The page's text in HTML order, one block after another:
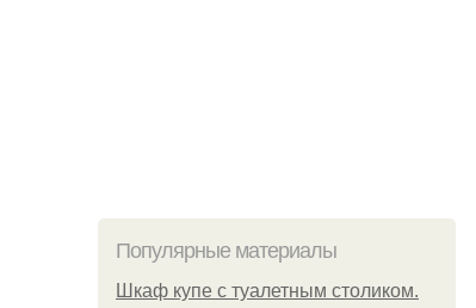
Популярные материалы
Шкаф купе с туалетным столиком.